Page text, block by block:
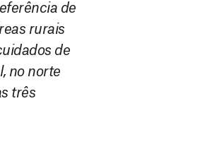
de
rurais
de
no norte
três